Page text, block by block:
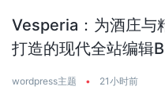
Vesperia：为酒庄与
打造的现代全站编辑
wordpress主题 • 21小时前